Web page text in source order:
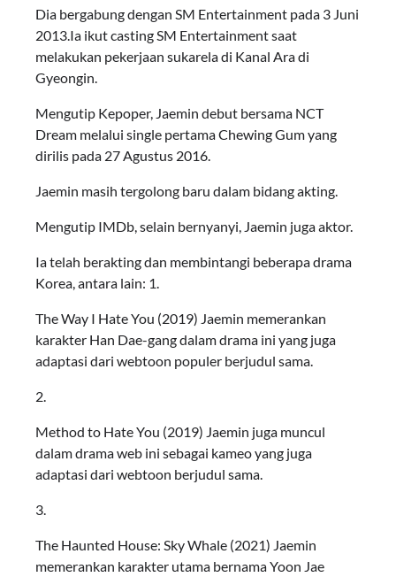
Dia bergabung dengan SM Entertainment pada 3 Juni
2013.Ia ikut casting SM Entertainment saat
melakukan pekerjaan sukarela di Kanal Ara di
Gyeongin.
Mengutip Kepoper, Jaemin debut bersama NCT
Dream melalui single pertama Chewing Gum yang
dirilis pada 27 Agustus 2016.
Jaemin masih tergolong baru dalam bidang akting.
Mengutip IMDb, selain bernyanyi, Jaemin juga aktor.
Ia telah berakting dan membintangi beberapa drama
Korea, antara lain: 1.
The Way I Hate You (2019) Jaemin memerankan
karakter Han Dae-gang dalam drama ini yang juga
adaptasi dari webtoon populer berjudul sama.
2.
Method to Hate You (2019) Jaemin juga muncul
dalam drama web ini sebagai kameo yang juga
adaptasi dari webtoon berjudul sama.
3.
The Haunted House: Sky Whale (2021) Jaemin
memerankan karakter utama bernama Yoon Jae